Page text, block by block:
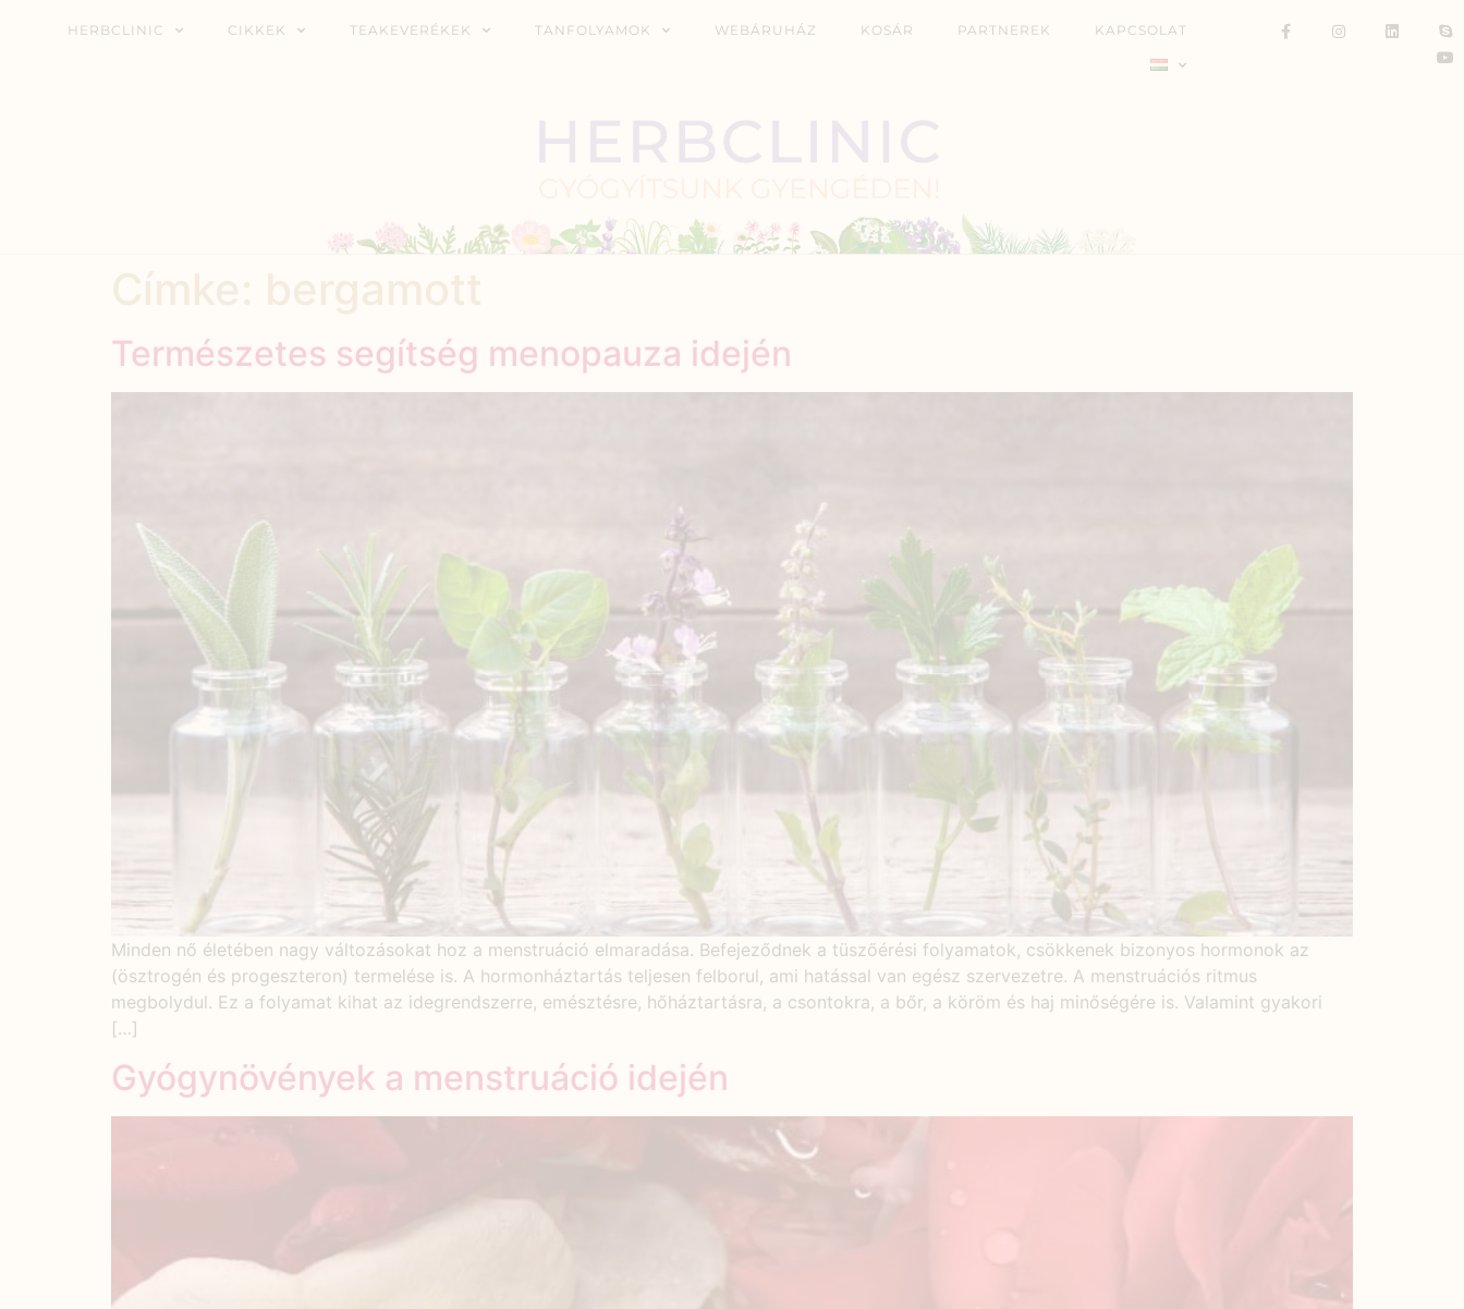
HERBCLINIC CIKKEK TEAKEVERÉKEK TANFOLYAMOK WEBÁRUHÁZ KOSÁR PARTNEREK KAPCSOLAT
Természetes segítség menopauza idején
Minden nő életében nagy változásokat hoz a menstruáció elmaradása. Befejeződnek a tüszőérési folyamatok, csökkenek bizonyos hormonok az
(ösztrogén és progeszteron) termelése is. A hormonháztartás teljesen felborul, ami hatással van egész szervezetre. A menstruációs ritmus
megbolydul. Ez a folyamat kihat az idegrendszerre, emésztésre, hőháztartásra, a csontokra, a bőr, a köröm és haj minőségére is. Valamint gyakori
[…]
Gyógynövények a menstruáció idején